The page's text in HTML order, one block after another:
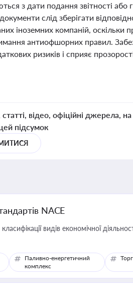
з дати подання звітності або
слід зберігати
іноземних компаній, оскільки
антиофшорних правил.
ризиків і сприяє
відео, офіційні джерела, на
підсумок
NACE
видів економічної
Паливно-енергетичний
комплекс